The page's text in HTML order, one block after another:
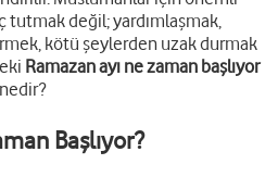
tutmak değil; yardımlaşmak,
kötü şeylerden uzak durmak
Ramazan ayı ne zaman başlıyor
Başlıyor?